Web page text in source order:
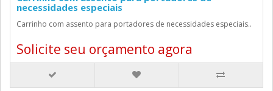
necessidades especiais
Carrinho com assento para portadores de necessidades especiais..
Solicite seu orçamento agora